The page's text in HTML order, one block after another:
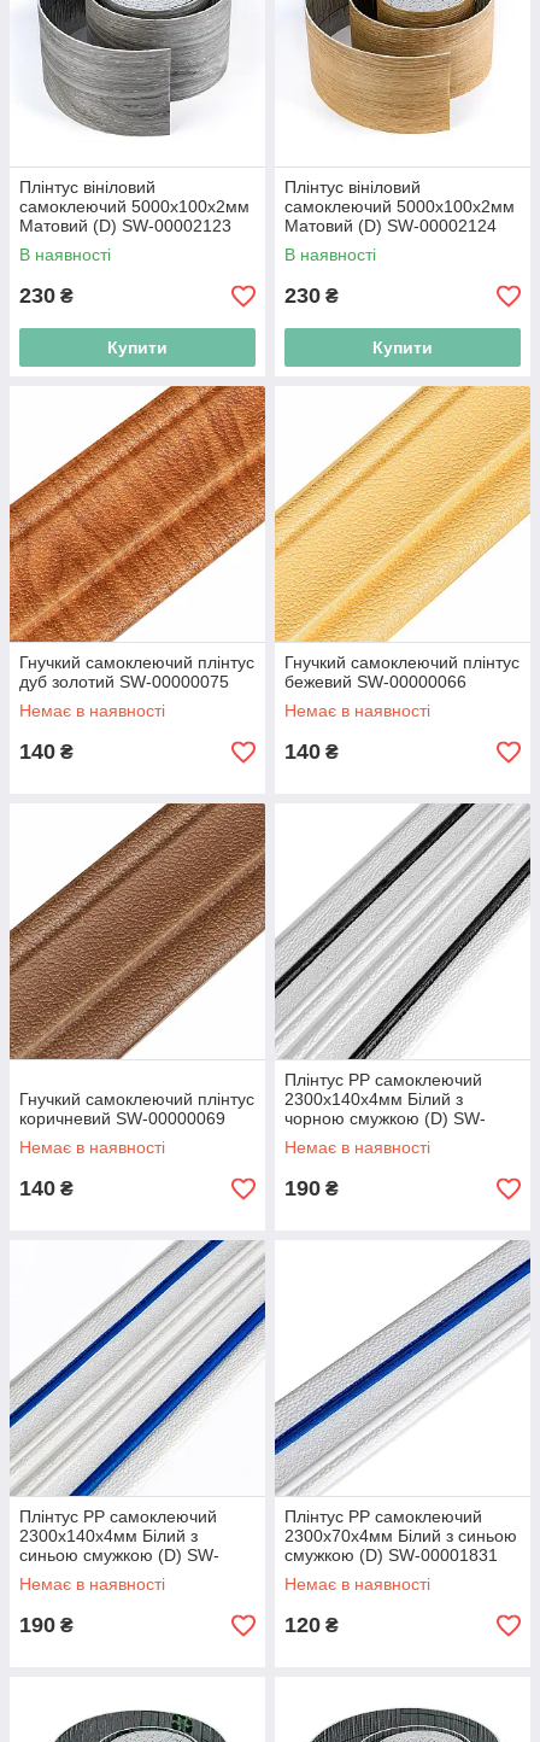
Плінтус вініловий
самоклеючий 5000х100х2мм
Матовий (D) SW-00002123
В наявності
230 ₴
Купити
Плінтус вініловий
самоклеючий 5000х100х2мм
Матовий (D) SW-00002124
В наявності
230 ₴
Купити
Гнучкий самоклеючий плінтус
дуб золотий SW-00000075
Немає в наявності
140 ₴
Гнучкий самоклеючий плінтус
бежевий SW-00000066
Немає в наявності
140 ₴
Гнучкий самоклеючий плінтус
коричневий SW-00000069
Немає в наявності
140 ₴
Плінтус РР самоклеючий
2300х140х4мм Білий з
чорною смужкою (D) SW-
00001810
Немає в наявності
190 ₴
Плінтус РР самоклеючий
2300х140х4мм Білий з
синьою смужкою (D) SW-
00001811
Немає в наявності
190 ₴
Плінтус РР самоклеючий
2300х70х4мм Білий з синьою
смужкою (D) SW-00001831
Немає в наявності
120 ₴